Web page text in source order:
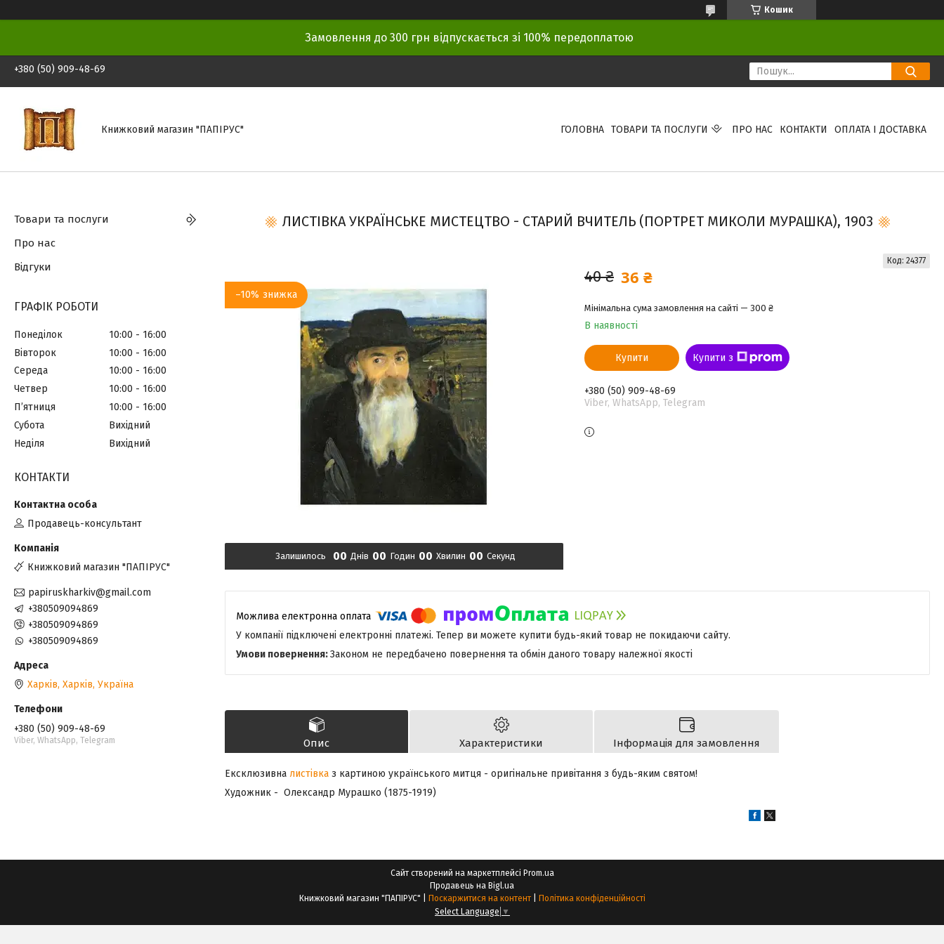
Кошик
Замовлення до 300 грн відпускається зі 100% передоплатою
+380 (50) 909-48-69
Книжковий магазин "ПАПІРУС" ГОЛОВНА ТОВАРИ ТА ПОСЛУГИ ПРО НАС КОНТАКТИ ОПЛАТА І ДОСТАВКА
ЛИСТІВКА УКРАЇНСЬКЕ МИСТЕЦТВО - СТАРИЙ ВЧИТЕЛЬ (ПОРТРЕТ МИКОЛИ МУРАШКА), 1903
–10%
Залишилось 00 Днів 00 Годин 00 Хвилин 00 Секунд
40 ₴ 36 ₴
Мінімальна сума замовлення на сайті — 300 ₴
В наявності
Код: 24377
Купити Купити з
+380 (50) 909-48-69
Viber, WhatsApp, Telegram
У компанії підключені електронні платежі. Тепер ви можете купити будь-який товар не покидаючи сайту.
Законом не передбачено повернення та обмін даного товару належної якості
Опис Характеристики Інформація для замовлення
Ексклюзивна листівка з картиною українського митця - оригінальне привітання з будь-яким святом!
Художник - Олександр Мурашко (1875-1919)
Товари та послуги
Про нас
Відгуки
ГРАФІК РОБОТИ
Понеділок 10:00
16:00
Вівторок
10:00
16:00
Середа
10:00
16:00
Четвер
10:00
16:00
Пʼятниця
10:00
16:00
Субота
Вихідний
Неділя
Вихідний
КОНТАКТИ
Продавець-консультант
Книжковий магазин "ПАПІРУС"
papiruskharkiv@gmail.com
+380509094869
+380509094869
+380509094869
Харків, Харків, Україна
+380 (50) 909-48-69
Viber, WhatsApp, Telegram
Сайт створений на маркетплейсі Prom.ua
Продавець на Bigl.ua
Поскаржитися на контент
Політика конфіденційності
Select Language ▼